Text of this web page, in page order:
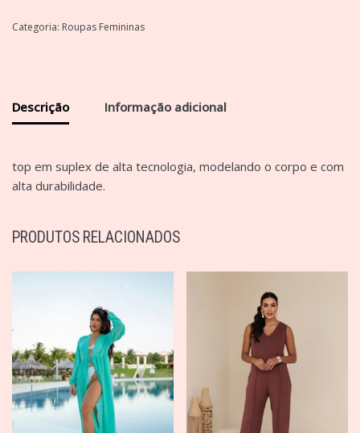
Categoria: Roupas Femininas
Descrição Informação adicional
top em suplex de alta tecnologia, modelando o corpo e com
alta durabilidade.
PRODUTOS RELACIONADOS